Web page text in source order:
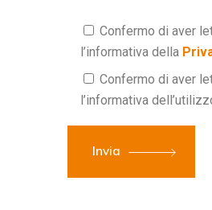
Confermo di aver
l’informativa della
Confermo di aver
l’informativa
Invia